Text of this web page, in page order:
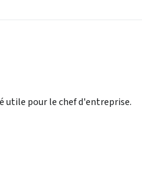
pour le chef d'entreprise.